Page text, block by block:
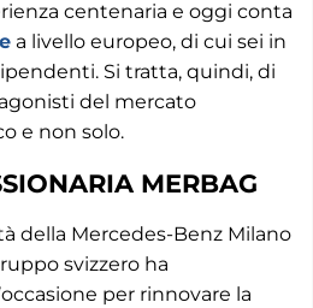
centenaria e oggi conta
a livello europeo, di cui sei in
Si tratta, quindi, di
del mercato
e non solo.
MERBAG
della Mercedes-Benz Milano
svizzero ha
per rinnovare la